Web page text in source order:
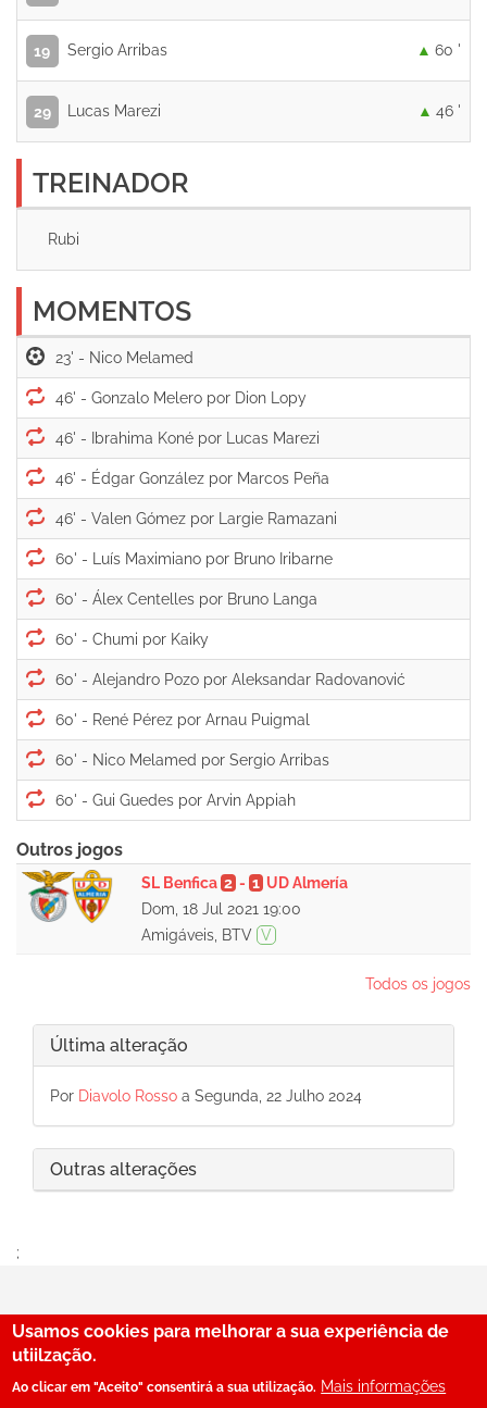
19 Sergio Arribas 60 '
29 Lucas Marezi 46 '
TREINADOR
Rubi
MOMENTOS
23' -
46' -
46' -
46' -
46' -
60' -
60' -
60' -
60' -
60' -
60' -
60' -
Outros jogos
SL Benfica 2- 1 UD Almería
Dom, 18 Jul 2021 19:00
Amigáveis, BTV V
Todos os jogos
Última alteração
Por Diavolo Rosso a Segunda, 22 Julho 2024
Outras alterações
;
29
Usamos cookies para melhorar a sua experiência de
utiilzação.
Ao clicar em "Aceito" consentirá a sua utilização. Mais informações